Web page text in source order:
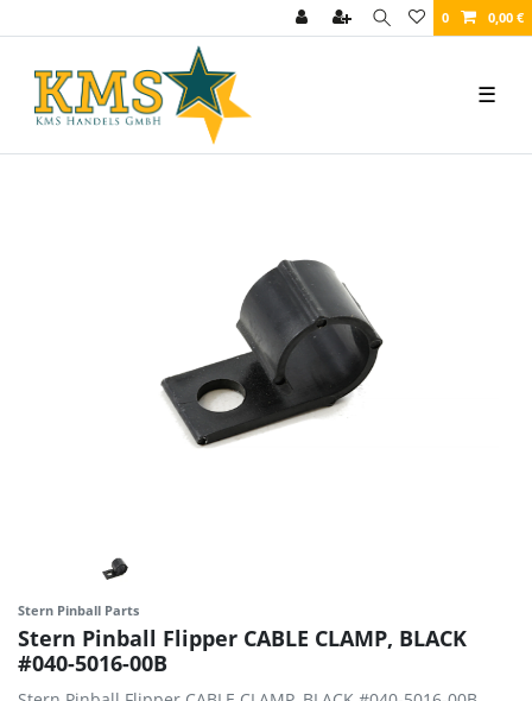
0 0,00 €
☰
Stern Pinball Parts
Stern Pinball Flipper CABLE CLAMP, BLACK
#040-5016-00B